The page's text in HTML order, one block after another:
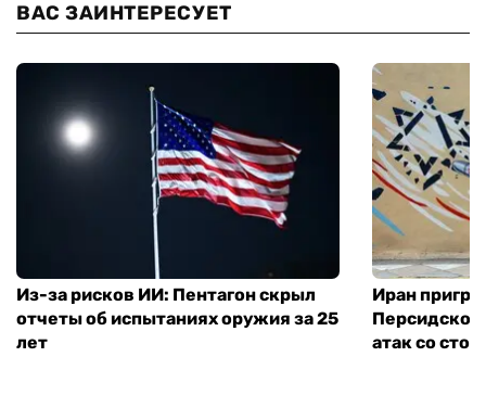
ВАС ЗАИНТЕРЕСУЕТ
Из-за рисков ИИ: Пентагон скрыл
отчеты об испытаниях оружия за 25
лет
Иран
атак со